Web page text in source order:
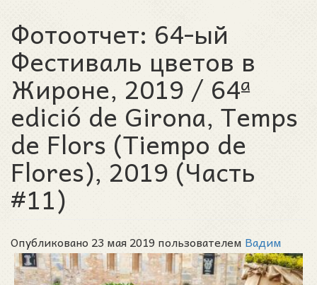
Фотоотчет: 64-ый
Фестиваль цветов в
Жироне, 2019 / 64ª
edició de Girona, Temps
de Flors (Tiempo de
Flores), 2019 (Часть
#11)
Опубликовано 23 мая 2019 пользователем Вадим